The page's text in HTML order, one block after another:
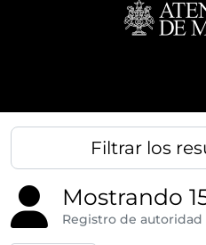
Filtrar los
Mostrando
Registro de autoridad